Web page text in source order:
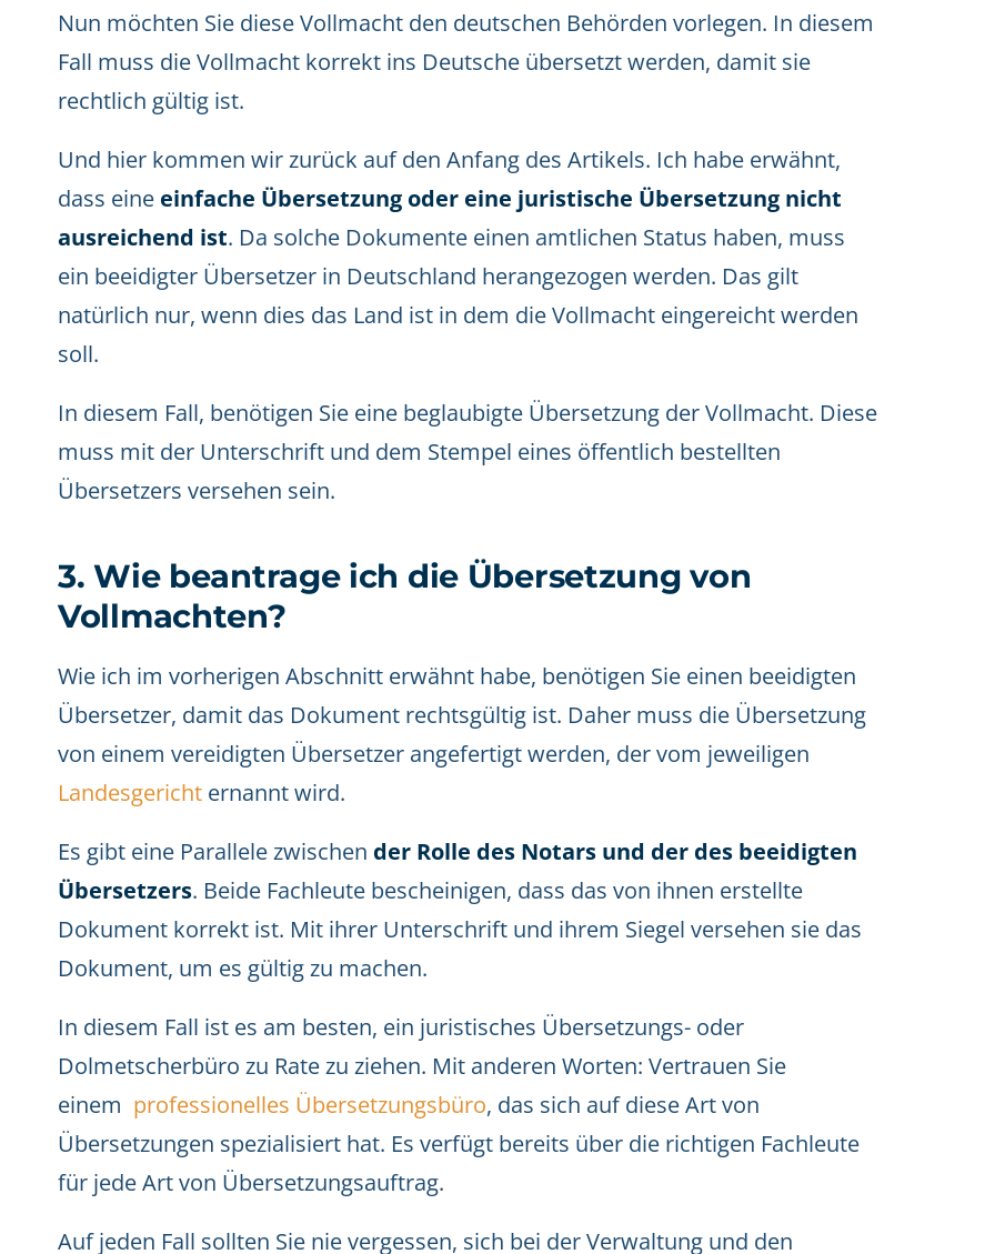
Nun möchten Sie diese Vollmacht den deutschen Behörden vorlegen. In diesem
Fall muss die Vollmacht korrekt ins Deutsche übersetzt werden, damit sie
rechtlich gültig ist.
Und hier kommen wir zurück auf den Anfang des Artikels. Ich habe erwähnt,
dass eine einfache Übersetzung oder eine juristische Übersetzung nicht
ausreichend ist. Da solche Dokumente einen amtlichen Status haben, muss
ein beeidigter Übersetzer in Deutschland herangezogen werden. Das gilt
natürlich nur, wenn dies das Land ist in dem die Vollmacht eingereicht werden
soll.
In diesem Fall, benötigen Sie eine beglaubigte Übersetzung der Vollmacht. Diese
muss mit der Unterschrift und dem Stempel eines öffentlich bestellten
Übersetzers versehen sein.
3. Wie beantrage ich die Übersetzung von
Vollmachten?
Wie ich im vorherigen Abschnitt erwähnt habe, benötigen Sie einen beeidigten
Übersetzer, damit das Dokument rechtsgültig ist. Daher muss die Übersetzung
von einem vereidigten Übersetzer angefertigt werden, der vom jeweiligen
Landesgericht ernannt wird.
Es gibt eine Parallele zwischen der Rolle des Notars und der des beeidigten
Übersetzers. Beide Fachleute bescheinigen, dass das von ihnen erstellte
Dokument korrekt ist. Mit ihrer Unterschrift und ihrem Siegel versehen sie das
Dokument, um es gültig zu machen.
In diesem Fall ist es am besten, ein juristisches Übersetzungs- oder
Dolmetscherbüro zu Rate zu ziehen. Mit anderen Worten: Vertrauen Sie
einem professionelles Übersetzungsbüro, das sich auf diese Art von
Übersetzungen spezialisiert hat. Es verfügt bereits über die richtigen Fachleute
für jede Art von Übersetzungsauftrag.
Auf jeden Fall sollten Sie nie vergessen, sich bei der Verwaltung und den